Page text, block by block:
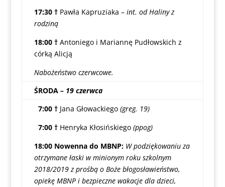
17:30 † Pawła Kapruziaka – int. od Haliny z
rodziną
18:00 † Antoniego i Mariannę Pudłowskich z
córką Alicją
Nabożeństwo czerwcowe.
ŚRODA – 19 czerwca
7:00 † Jana Głowackiego(greg. 19)
7:00 † Henryka Kłosińskiego (ppog)
18:00 Nowenna do MBNP: W podziękowaniu za
otrzymane łaski w minionym roku szkolnym
2018/2019 z prośbą o Boże błogosławieństwo,
opiekę MBNP i bezpieczne wakacje dla dzieci,